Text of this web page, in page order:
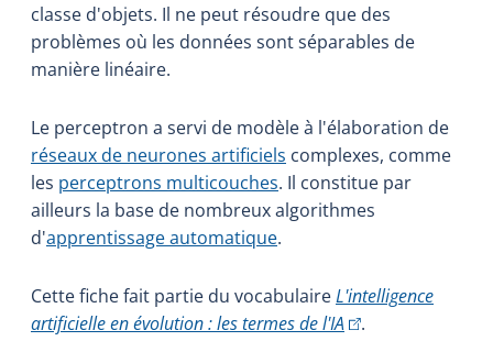
classe d'objets. Il ne peut résoudre que des
problèmes où les données sont séparables de
manière linéaire.
Le perceptron a servi de modèle à l'élaboration de
réseaux de neurones artificiels complexes, comme
les perceptrons multicouches. Il constitue par
ailleurs la base de nombreux algorithmes
d'apprentissage automatique.
Cette fiche fait partie du vocabulaireL'intelligence
artificielle en évolution : les termes de l'IA(Cet hyperlien
.